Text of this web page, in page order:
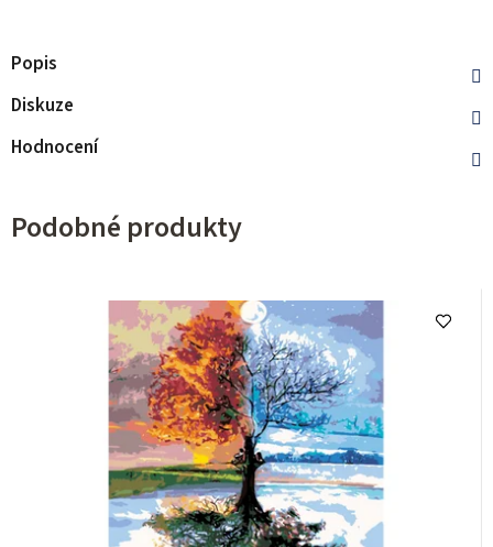
Popis
Diskuze
Hodnocení
Podobné produkty